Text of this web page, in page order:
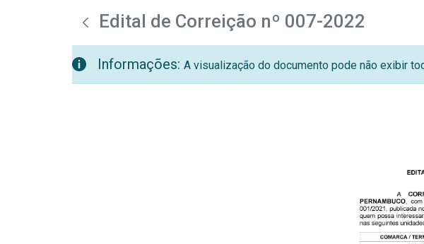
Pular para o Conteúdo principal
teste descricaoEdital de Correição nº 007-2022
Informações: A visualização do documento pode não exibir